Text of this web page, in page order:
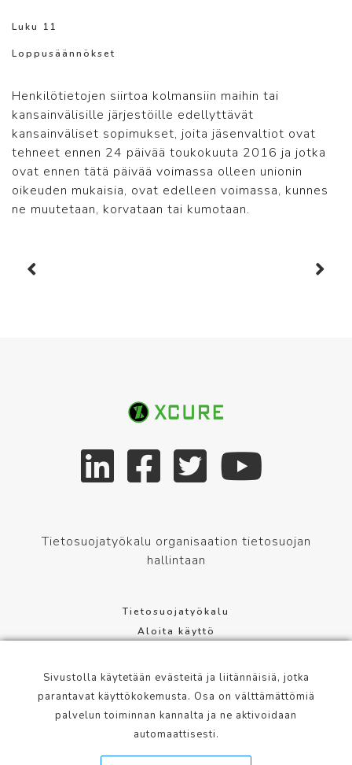
Luku 11
Loppusäännökset
Henkilötietojen siirtoa kolmansiin maihin tai
kansainvälisille järjestöille edellyttävät
kansainväliset sopimukset, joita jäsenvaltiot ovat
tehneet ennen 24 päivää toukokuuta 2016 ja jotka
ovat ennen tätä päivää voimassa olleen unionin
oikeuden mukaisia, ovat edelleen voimassa, kunnes
ne muutetaan, korvataan tai kumotaan.
Tietosuojatyökalu organisaation tietosuojan
hallintaan
Tietosuojatyökalu
Aloita käyttö
Evästeasetukset
Palvelun käyttöehdot
Mannerheimintie 113, 00280 Helsinki
info@xcure.fi
Sivustolla käytetään evästeitä ja liitännäisiä, jotka
parantavat käyttökokemusta. Osa on välttämättömiä
palvelun toiminnan kannalta ja ne aktivoidaan
automaattisesti.